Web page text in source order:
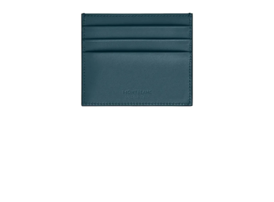
motif Extreme 3.0 caractéristique.